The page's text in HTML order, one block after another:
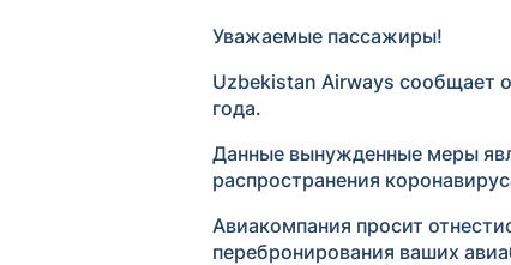
Уважаемые пассажиры!
Uzbekistan Airways сообщает
года.
Данные вынужденные меры
распространения
Авиакомпания просит
перебронирования ваших